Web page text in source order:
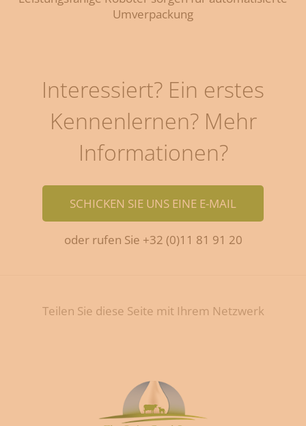
Umverpackung
Interessiert? Ein erstes
Kennenlernen? Mehr
Informationen?
SCHICKEN SIE UNS EINE E-MAIL
oder rufen Sie +32 (0)11 81 91 20
Teilen Sie diese Seite mit Ihrem Netzwerk